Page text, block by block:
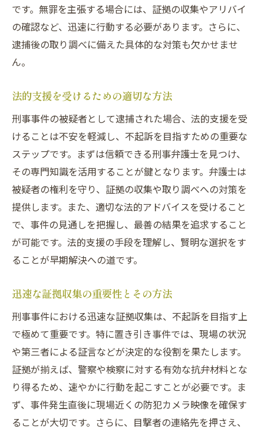
です。無罪を主張する場合には、証拠の収集やアリバイ
の確認など、迅速に行動する必要があります。さらに、
逮捕後の取り調べに備えた具体的な対策も欠かせませ
ん。
法的支援を受けるための適切な方法
刑事事件の被疑者として逮捕された場合、法的支援を受
けることは不安を軽減し、不起訴を目指すための重要な
ステップです。まずは信頼できる刑事弁護士を見つけ、
その専門知識を活用することが鍵となります。弁護士は
被疑者の権利を守り、証拠の収集や取り調べへの対策を
提供します。また、適切な法的アドバイスを受けること
で、事件の見通しを把握し、最善の結果を追求すること
が可能です。法的支援の手段を理解し、賢明な選択をす
ることが早期解決への道です。
迅速な証拠収集の重要性とその方法
刑事事件における迅速な証拠収集は、不起訴を目指す上
で極めて重要です。特に置き引き事件では、現場の状況
や第三者による証言などが決定的な役割を果たします。
証拠が揃えば、警察や検察に対する有効な抗弁材料とな
り得るため、速やかに行動を起こすことが必要です。ま
ず、事件発生直後に現場近くの防犯カメラ映像を確保す
ることが大切です。さらに、目撃者の連絡先を押さえ、